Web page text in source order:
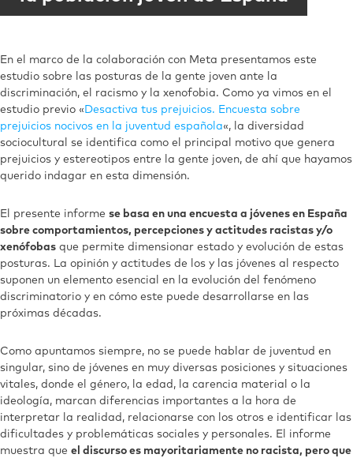
En el marco de la colaboración con Meta presentamos este
estudio sobre las posturas de la gente joven ante la
discriminación, el racismo y la xenofobia. Como ya vimos en el
estudio previo « Desactiva tus prejuicios. Encuesta sobre
prejuicios nocivos en la juventud española«, la diversidad
sociocultural se identifica como el principal motivo que genera
prejuicios y estereotipos entre la gente joven, de ahí que hayamos
querido indagar en esta dimensión.
El presente informe se basa en una encuesta a jóvenes en España
sobre comportamientos, percepciones y actitudes racistas y/o
xenófobas que permite dimensionar estado y evolución de estas
posturas. La opinión y actitudes de los y las jóvenes al respecto
suponen un elemento esencial en la evolución del fenómeno
discriminatorio y en cómo este puede desarrollarse en las
próximas décadas.
Como apuntamos siempre, no se puede hablar de juventud en
singular, sino de jóvenes en muy diversas posiciones y situaciones
vitales, donde el género, la edad, la carencia material o la
ideología, marcan diferencias importantes a la hora de
interpretar la realidad, relacionarse con los otros e identificar las
dificultades y problemáticas sociales y personales. El informe
muestra que el discurso es mayoritariamente no racista, pero que